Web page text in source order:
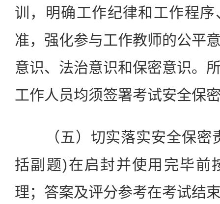
训，明确工作纪律和工作程
准，强化参与工作教师的公平
意识、法治意识和保密意识。
工作人员均须签署考试安全保
（五）切实落实安全保密
括副题)在启封并使用完毕前
理；答案及评分参考在考试结